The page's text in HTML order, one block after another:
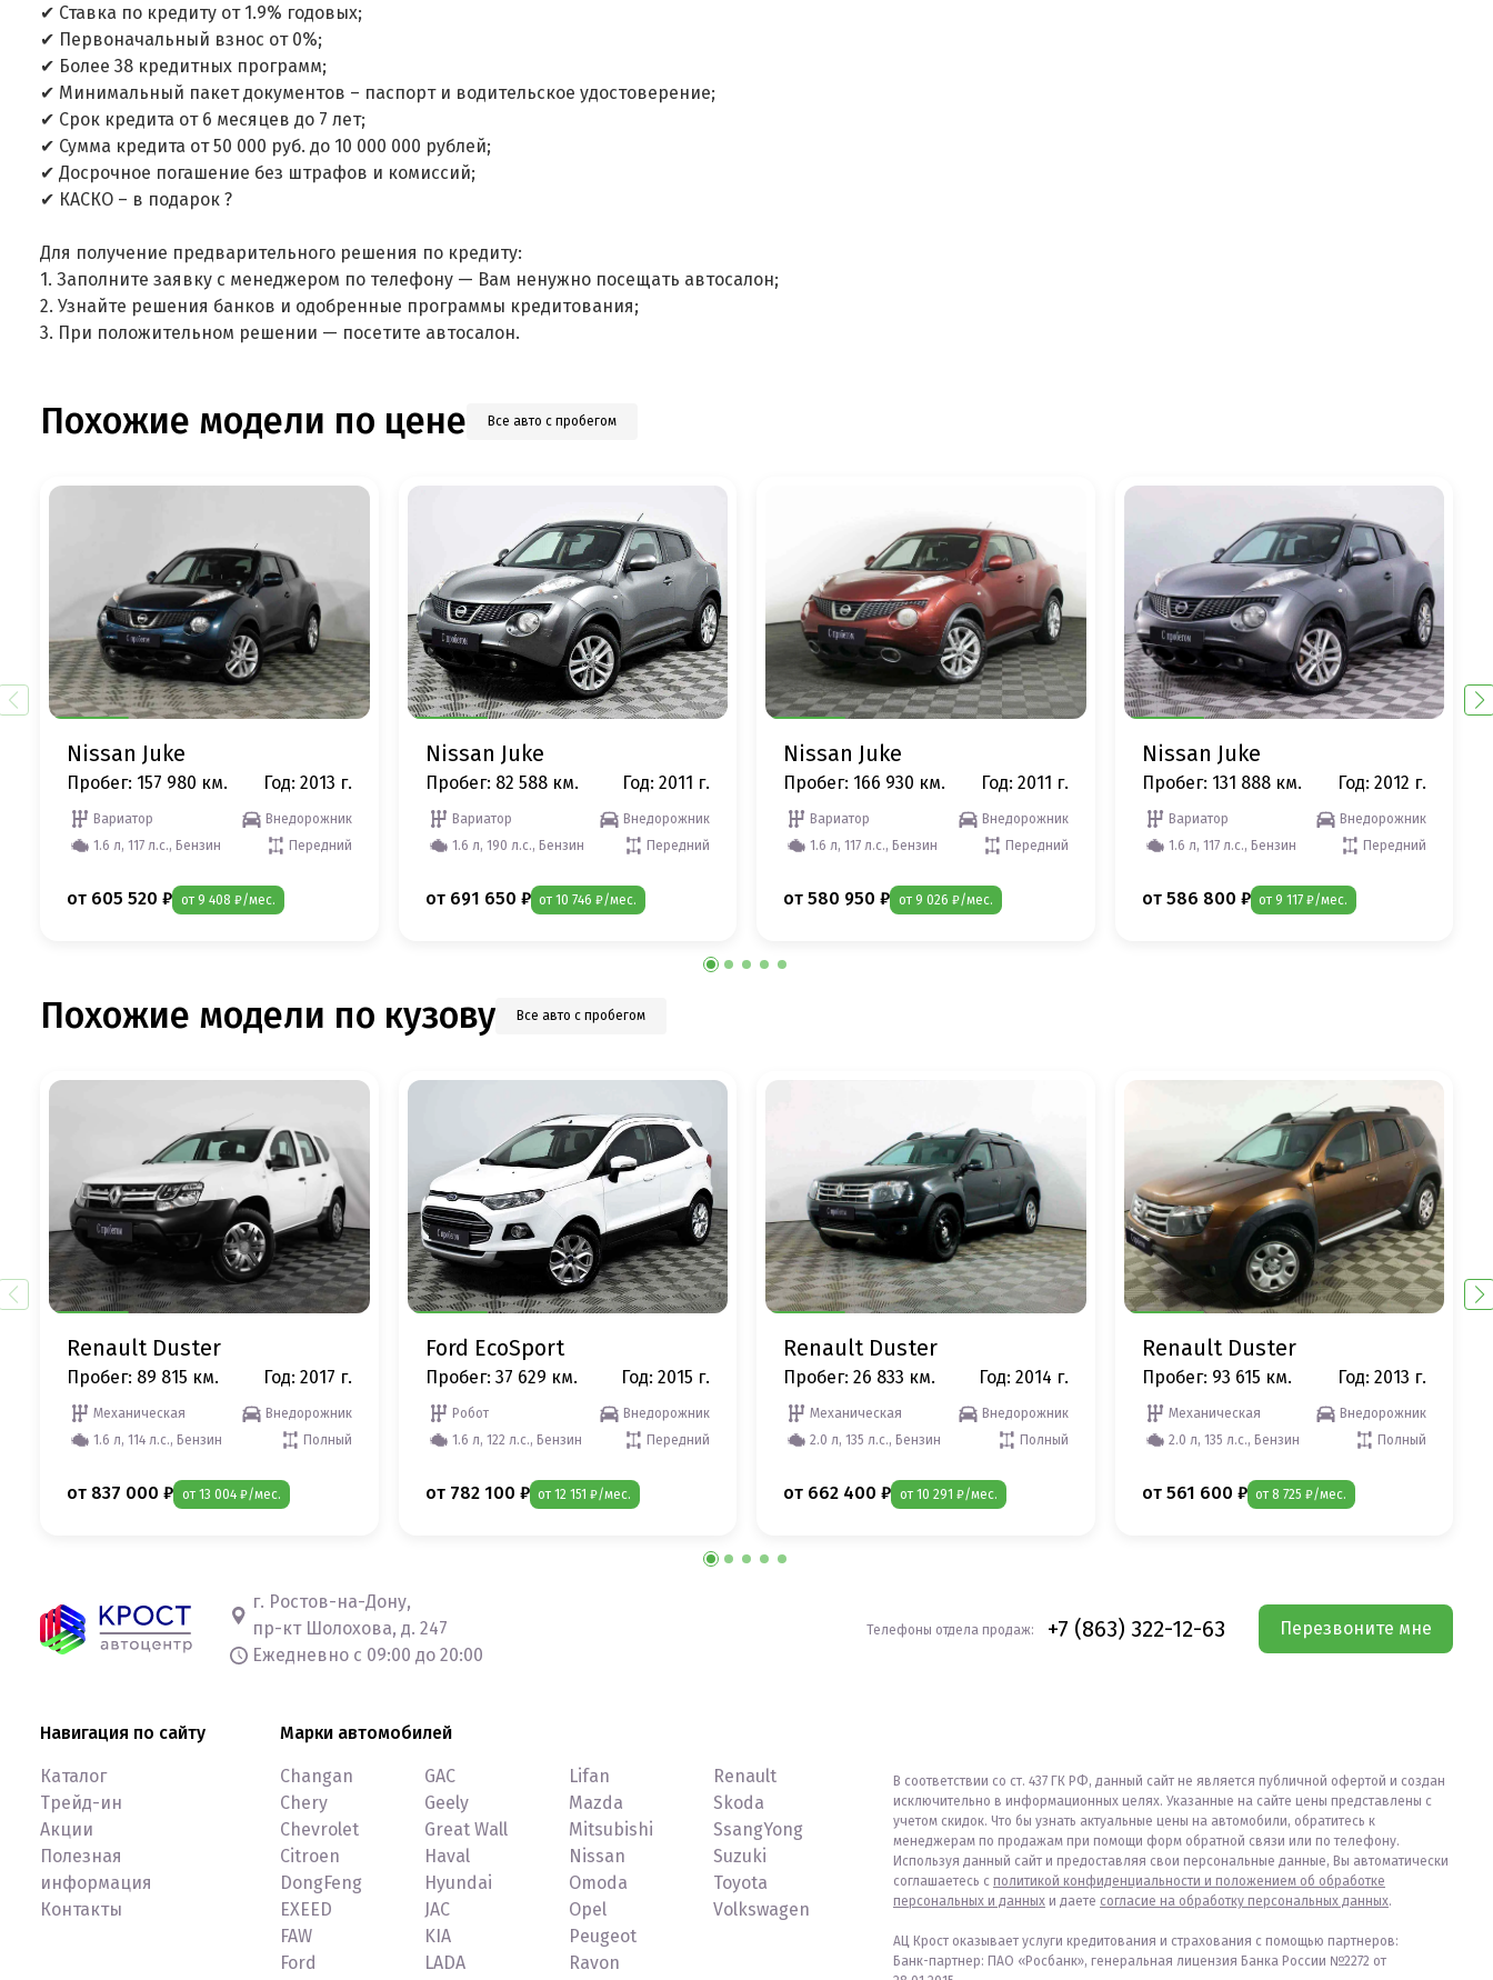
✔ Ставка по кредиту от 1.9% годовых;
✔ Первоначальный взнос от 0%;
✔ Более 38 кредитных программ;
✔ Минимальный пакет документов – паспорт и водительское удостоверение;
✔ Срок кредита от 6 месяцев до 7 лет;
✔ Сумма кредита от 50 000 руб. до 10 000 000 рублей;
✔ Досрочное погашение без штрафов и комиссий;
✔ КАСКО – в подарок ?
Для получение предварительного решения по кредиту:
1. Заполните заявку с менеджером по телефону — Вам ненужно посещать автосалон;
2. Узнайте решения банков и одобренные программы кредитования;
3. При положительном решении — посетите автосалон.
Похожие модели по цене Все авто с пробегом
Nissan Juke
Пробег: 157 980 км. Год: 2013 г.
Вариатор
Внедорожник
1.6 л, 117 л.с., Бензин
Передний
от 605 520 ₽ от 9 408 ₽/мес.
Nissan Juke
Пробег: 82 588 км. Год: 2011 г.
Вариатор
Внедорожник
1.6 л, 190 л.с., Бензин
Передний
от 691 650 ₽ от 10 746 ₽/мес.
Nissan Juke
Пробег: 166 930 км. Год: 2011 г.
Вариатор
Внедорожник
1.6 л, 117 л.с., Бензин
Передний
от 580 950 ₽ от 9 026 ₽/мес.
Nissan Juke
Пробег: 131 888 км. Год: 2012 г.
Вариатор
Внедорожник
1.6 л, 117 л.с., Бензин
Передний
от 586 800 ₽ от 9 117 ₽/мес.
Похожие модели по кузову Все авто с пробегом
Renault Duster
Пробег: 89 815 км. Год: 2017 г.
Механическая
Внедорожник
1.6 л, 114 л.с., Бензин
Полный
от 837 000 ₽ от 13 004 ₽/мес.
Ford EcoSport
Пробег: 37 629 км. Год: 2015 г.
Робот
Внедорожник
1.6 л, 122 л.с., Бензин
Передний
от 782 100 ₽ от 12 151 ₽/мес.
Renault Duster
Пробег: 26 833 км. Год: 2014 г.
Механическая
Внедорожник
2.0 л, 135 л.с., Бензин
Полный
от 662 400 ₽ от 10 291 ₽/мес.
Renault Duster
Пробег: 93 615 км. Год: 2013 г.
Механическая
Внедорожник
2.0 л, 135 л.с., Бензин
Полный
от 561 600 ₽ от 8 725 ₽/мес.
г. Ростов-на-Дону,
пр-кт Шолохова, д. 247
Ежедневно с 09:00 до 20:00
Телефоны отдела продаж: +7 (863) 322-12-63 Перезвоните мне
Навигация по сайту
Каталог
Трейд-ин
Акции
Полезная
информация
Контакты
Марки автомобилей
Changan
Chery
Chevrolet
Citroen
DongFeng
EXEED
FAW
Ford
GAC
Geely
Great Wall
Haval
Hyundai
JAC
KIA
LADA
Lifan
Mazda
Mitsubishi
Nissan
Omoda
Opel
Peugeot
Ravon
Renault
Skoda
SsangYong
Suzuki
Toyota
Volkswagen
В соответствии со ст. 437 ГК РФ, данный сайт не является публичной офертой и создан
исключительно в информационных целях. Указанные на сайте цены представлены с
учетом скидок. Что бы узнать актуальные цены на автомобили, обратитесь к
менеджерам по продажам при помощи форм обратной связи или по телефону.
Используя данный сайт и предоставляя свои персональные данные, Вы автоматически
соглашаетесь с политикой конфиденциальности и положением об обработке
персональных и данных и даете согласие на обработку персональных данных.
АЦ Крост оказывает услуги кредитования и страхования с помощью партнеров:
Банк-партнер: ПАО «Росбанк», генеральная лицензия Банка России №2272 от